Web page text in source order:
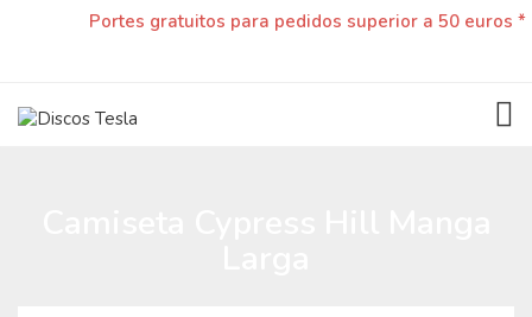
Portes gratuitos para pedidos superior a 50 euros *